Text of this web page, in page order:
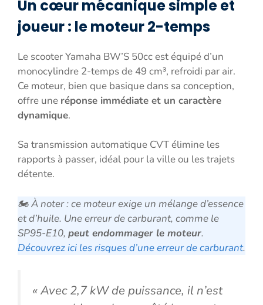
Un cœur mécanique simple et
joueur : le moteur 2-temps
Le scooter Yamaha BW’S 50cc est équipé d’un
monocylindre 2-temps de 49 cm³, refroidi par air.
Ce moteur, bien que basique dans sa conception,
offre une réponse immédiate et un caractère
dynamique.
Sa transmission automatique CVT élimine les
rapports à passer, idéal pour la ville ou les trajets
détente.
🏍️À noter : ce moteur exige un mélange d’essence
et d’huile. Une erreur de carburant, comme le
SP95-E10, peut endommager le moteur.
Découvrez ici les risques d’une erreur de carburant.
« Avec 2,7 kW de puissance, il n’est